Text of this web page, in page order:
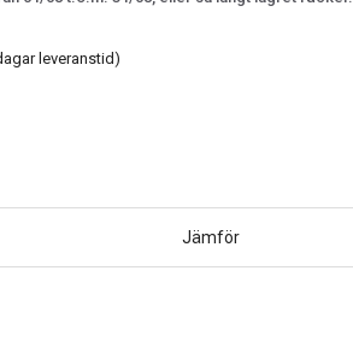
leveranstid)
Jämför